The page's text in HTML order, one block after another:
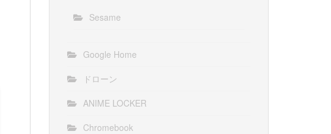
Sesame
Google Home
ドローン
ANIME LOCKER
Chromebook